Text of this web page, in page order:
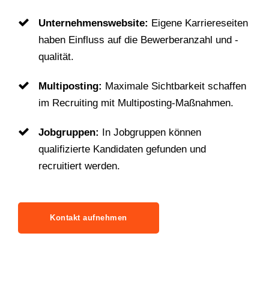
Unternehmenswebsite: Eigene Karriereseiten
haben Einfluss auf die Bewerberanzahl und -
qualität.
Multiposting: Maximale Sichtbarkeit schaffen
im Recruiting mit Multiposting-Maßnahmen.
Jobgruppen: In Jobgruppen können
qualifizierte Kandidaten gefunden und
recruitiert werden.
Kontakt aufnehmen